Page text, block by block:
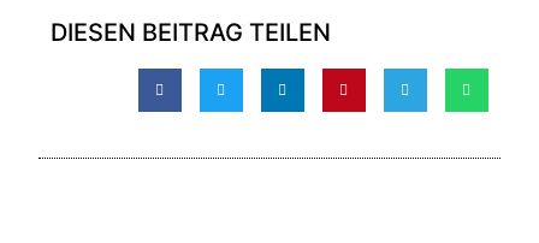
DIESEN BEITRAG TEILEN